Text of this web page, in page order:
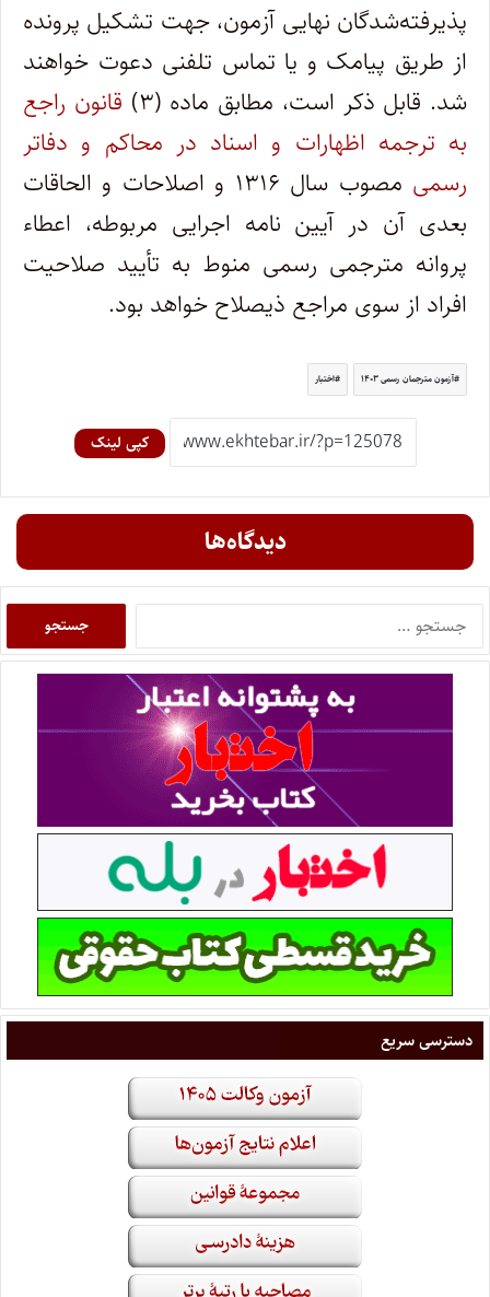
پذیرفته‌شدگان نهایی آزمون، جهت تشکیل پرونده
از طریق پیامک و یا تماس تلفنی دعوت خواهند
شد. قابل ذکر است، مطابق ماده (۳)
قانون راجع
به ترجمه اظهارات و اسناد در محاکم و دفاتر
رسمی
مصوب سال ۱۳۱۶ و اصلاحات و الحاقات
بعدی آن در آیین نامه اجرایی مربوطه، اعطاء
پروانه مترجمی رسمی منوط به تأیید صلاحیت
افراد از سوی مراجع ذیصلاح خواهد بود.
آزمون مترجمان رسمی ۱۴۰۳ اختبار
کپی لینک
دیدگاه‌ها
دسترسی سریع